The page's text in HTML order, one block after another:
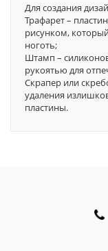
Для создания
Трафарет –
рисунком,
ноготь;
Штамп –
рукоятью для
Скрапер или
удаления
пластины.